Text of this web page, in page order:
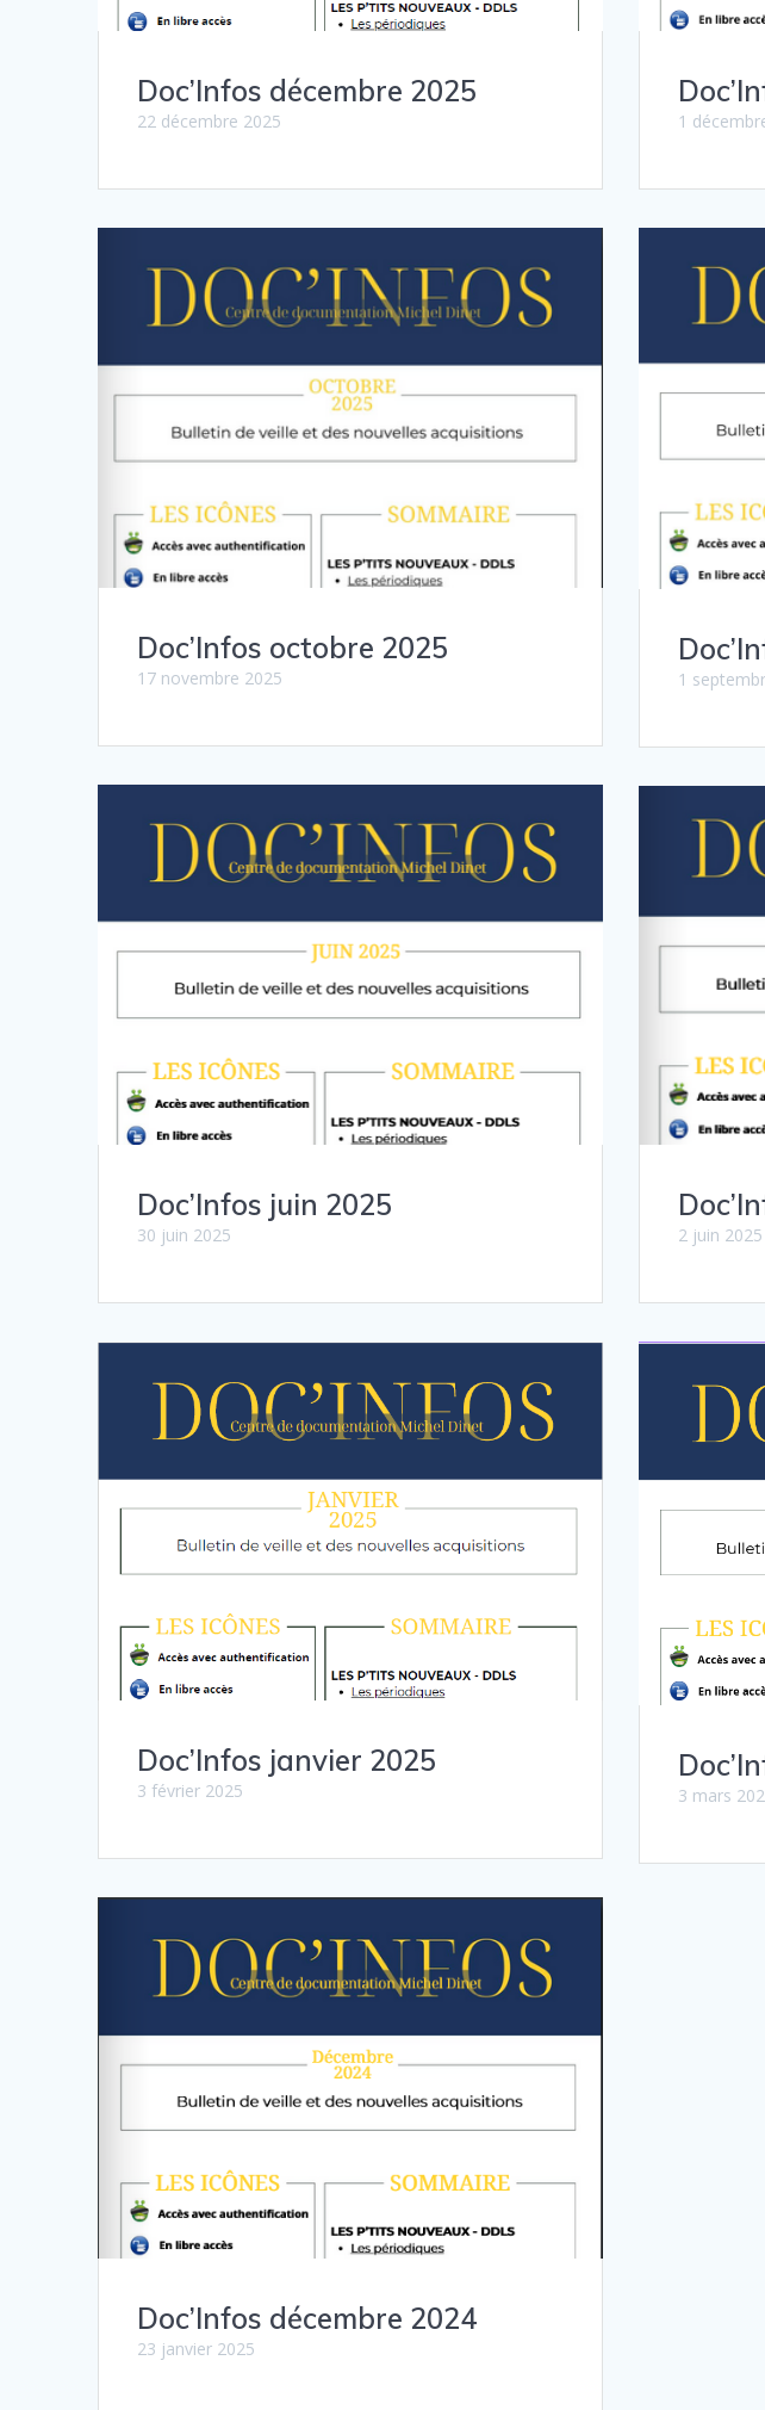
Doc’Infos décembre 2025
22 décembre 2025 1
Doc’Infos octobre 2025
17 novembre 2025 1
Doc’Infos juin 2025
30 juin 2025 2 juin 2025
3 mars
Doc’Infos janvier 2025
3 février 2025
Doc’Infos décembre 2024
23 janvier 2025